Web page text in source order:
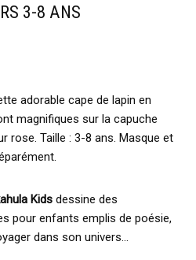
3-8 ANS
adorable cape de lapin en
magnifiques sur la capuche
rose. Taille : 3-8 ans. Masque et
Kids dessine des
pour enfants emplis de poésie,
dans son univers…